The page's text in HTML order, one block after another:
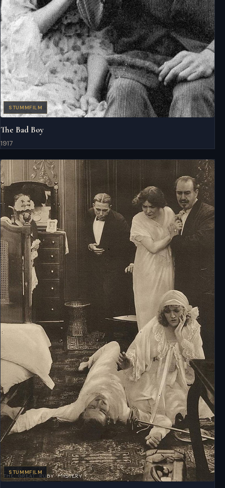
STUMMFILM
The Bad Boy
1917
STUMMFILM